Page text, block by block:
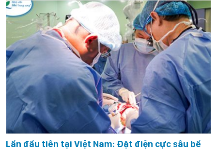
Lần đầu tiên tại Việt Nam: Đặt điện cực sâu bề